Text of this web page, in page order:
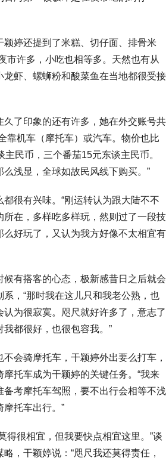
颖婷还提到了米糕、切仔面、排骨米
市许多，小吃也相等多。天然也有从
龙虾、螺蛳粉和酸菜鱼在当地都很受接
久了印象的还有许多，她在外交账号共
靠机车（摩托车）或汽车。物价也比
民币，三个番茄15元东谈主民币。
浅显，全球如故民风线下购买。”
很有兴味。“刚运转认为跟大陆不不
所在，多样吃多样玩，然则过了一段技
么好玩了，又认为我方好像不太相宜有
有搭客的心态，极新感昔日之后就会
，“那时我在这儿只和我老公熟，也
为很寂寞。咫尺就好许多了，意志了
都很好，也很包容我。”
会骑摩托车，干颖婷外出要么打车，
托车成为干颖婷的关键任务。“我来
备考摩托车驾照，要不出行会相等不浅
摩托车出行。”
得很相宜，但我要快点相宜这里。”谈
，干颖婷说：“咫尺我还莫得责任，